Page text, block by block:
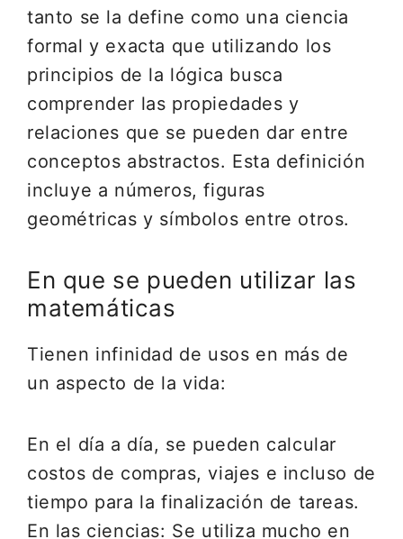
tanto se la define como una ciencia
formal y exacta que utilizando los
principios de la lógica busca
comprender las propiedades y
relaciones que se pueden dar entre
conceptos abstractos. Esta definición
incluye a números, figuras
geométricas y símbolos entre otros.
En que se pueden utilizar las
matemáticas
Tienen infinidad de usos en más de
un aspecto de la vida:
En el día a día, se pueden calcular
costos de compras, viajes e incluso de
tiempo para la finalización de tareas.
En las ciencias: Se utiliza mucho en